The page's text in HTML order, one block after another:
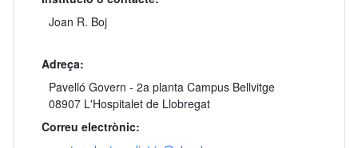
Joan R. Boj
Adreça:
Pavelló Govern - 2a planta Campus Bellvitge
08907 L'Hospitalet de Llobregat
Correu electrònic: